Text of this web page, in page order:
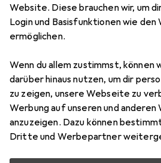
Website. Diese brauchen wir, um
Login und Basisfunktionen wie den
ermöglichen.
Wenn du allem zustimmst, können
darüber hinaus nutzen, um dir
zu zeigen, unsere Webseite zu
Werbung auf unseren und
anzuzeigen. Dazu können
Dritte und Werbepartner